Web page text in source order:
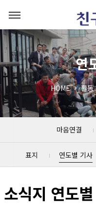
연
HOME 활동
마음연결
표지 연도별 기사
소식지 연도